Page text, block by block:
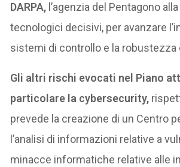
DARPA, l’agenzia del Pentagono
tecnologici decisivi, per avanzare
sistemi di controllo e la robustezza
Gli altri rischi evocati nel Piano
particolare la cybersecurity,
prevede la creazione di un Centro
l’analisi di informazioni relative a
minacce informatiche relative alle